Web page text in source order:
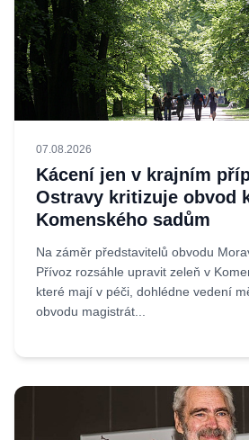
07.08.2026
Kácení jen v krajním
Ostravy kritizuje obvod
Komenského sadům
Na záměr představitelů obvodu
Přívoz rozsáhle upravit zeleň v
které mají v péči, dohlédne vedení
obvodu magistrát...